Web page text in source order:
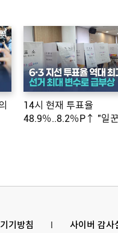
14시 현재 투표율
48.9％..8.2％P↑ "일꾼
기방침 l 사이버 감사